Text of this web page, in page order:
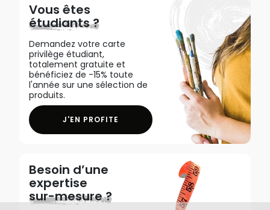
Vous êtes
étudiants ?
Demandez votre carte
privilège étudiant,
totalement gratuite et
bénéficiez de -15% toute
l'année sur une sélection de
produits.
J'EN PROFITE
Besoin d’une
expertise
sur-mesure ?